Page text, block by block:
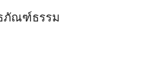
ภัณฑ์ธรรม